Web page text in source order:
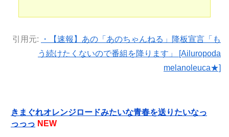
引用元:
・【速報】あの「あのちゃんねる」降板宣言「も
う続けたくないので番組を降ります」 [Ailuropoda
melanoleuca★]
きまぐれオレンジロードみたいな青春を送りたいなっ
っっっ NEW